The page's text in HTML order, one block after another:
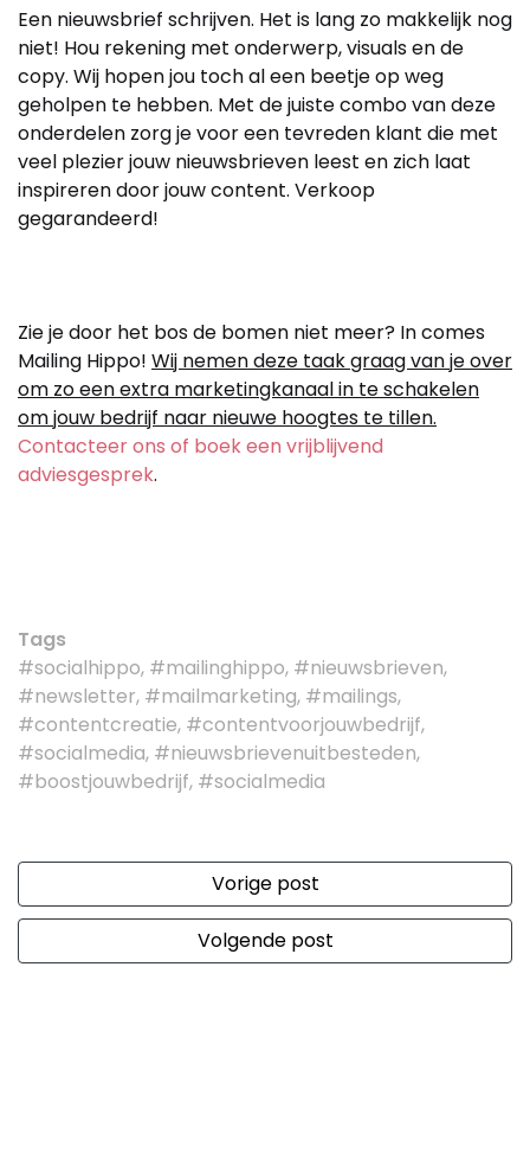
Een nieuwsbrief schrijven. Het is lang zo makkelijk nog
niet! Hou rekening met onderwerp, visuals en de
copy. Wij hopen jou toch al een beetje op weg
geholpen te hebben. Met de juiste combo van deze
onderdelen zorg je voor een tevreden klant die met
veel plezier jouw nieuwsbrieven leest en zich laat
inspireren door jouw content. Verkoop
gegarandeerd!
Zie je door het bos de bomen niet meer? In comes
Mailing Hippo! Wij nemen deze taak graag van je over
om zo een extra marketingkanaal in te schakelen
om jouw bedrijf naar nieuwe hoogtes te tillen.
Contacteer ons of boek een vrijblijvend
adviesgesprek.
Tags
#socialhippo, #mailinghippo, #nieuwsbrieven,
#newsletter, #mailmarketing, #mailings,
#contentcreatie, #contentvoorjouwbedrijf,
#socialmedia, #nieuwsbrievenuitbesteden,
#boostjouwbedrijf, #socialmedia
Vorige post
Volgende post